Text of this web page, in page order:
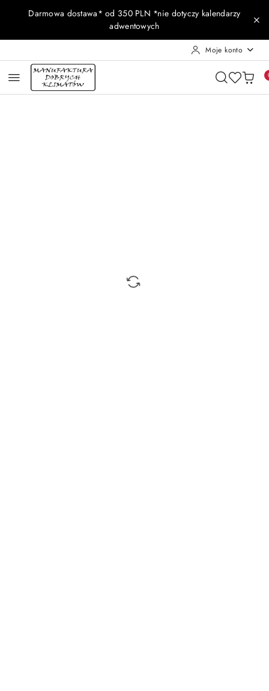
Przejdź do treści głównej
Przejdź do wyszukiwarki
Przejdź do moje konto
Przejdź do menu głównego
Przejdź do opisu produktu
Przejdź do stopki
Darmowa dostawa* od 350 PLN *nie dotyczy kalendarzy
adwentowych
Moje konto